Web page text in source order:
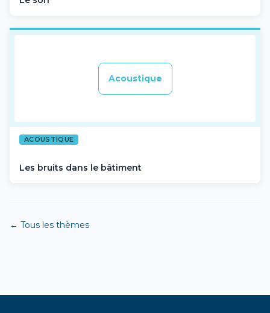
Acoustique
ACOUSTIQUE
Les bruits dans le bâtiment
← Tous les thèmes